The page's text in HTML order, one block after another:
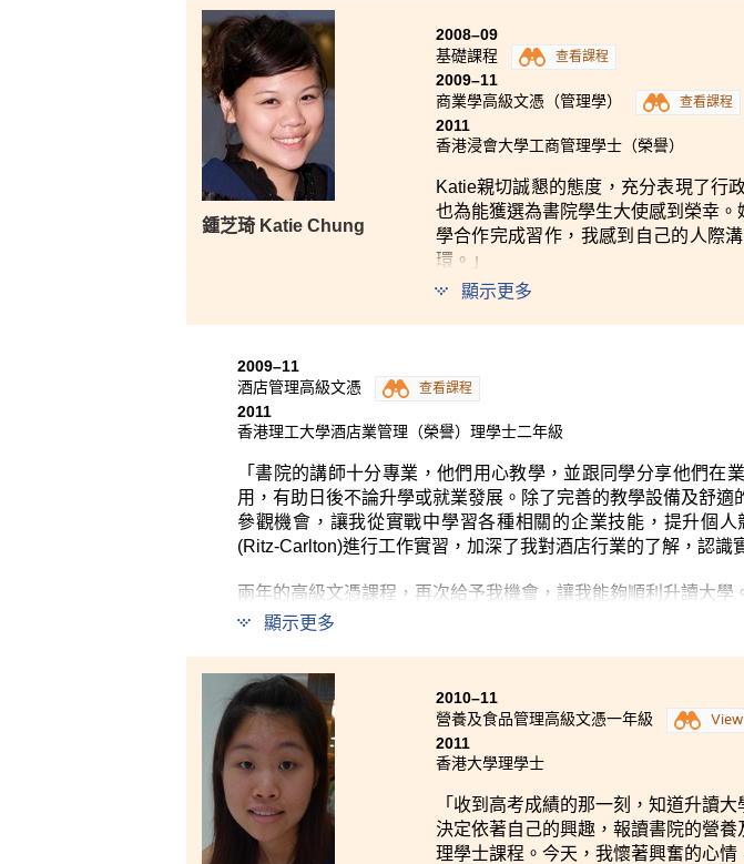
幻
片
鍾芝琦 Katie Chung
2008–09
基礎課程
查看課程
2009–11
商業學高級文憑（管理學）
查看課程
2011
香港浸會大學工商管理學士（榮譽）
Katie親切誠懇的態度，充分表現了行
也為能獲選為書院學生大使感到榮幸
學合作完成習作，我感到自己的人際
環。」
顯示更多
2009–11
酒店管理高級文憑
查看課程
2011
香港理工大學酒店業管理（榮譽）理學士二年級
「書院的講師十分專業，他們用心教學，並跟同學分享他們在
用，有助日後不論升學或就業發展。除了完善的教學設備及舒
參觀機會，讓我從實戰中學習各種相關的企業技能，提升個人
(Ritz-Carlton)進行工作實習，加深了我對酒店行業的了解，認識
兩年的高級文憑課程，再次給予我機會，讓我能夠順利升讀大學
我確信學習到的知識及從實習中所得到的經驗，可以讓我更容易
顯示更多
2010–11
營養及食品管理高級文憑一年級
2011
香港大學理學士
「收到高考成績的那一刻，知道升讀
決定依著自己的興趣，報讀書院的營
理學士課程。今天，我懷著興奮的心情